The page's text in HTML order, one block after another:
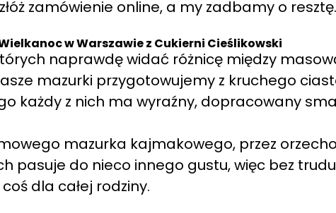
zamówienie online, a my zadbamy o resztę.
w Warszawie z Cukierni Cieślikowski
naprawdę widać różnicę między
mazurki przygotowujemy z kruchego
każdy z nich ma wyraźny, dopracowany
mazurka kajmakowego, przez
pasuje do nieco innego gustu, więc bez trudu
dla całej rodziny.